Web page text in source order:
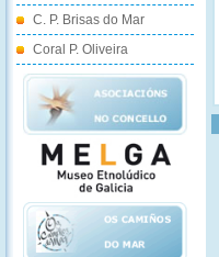
C. P. Brisas do Mar
Coral P. Oliveira